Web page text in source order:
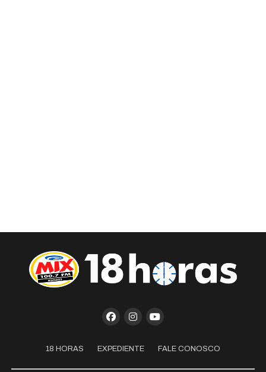
18 HORAS EXPEDIENTE FALE CONOSCO